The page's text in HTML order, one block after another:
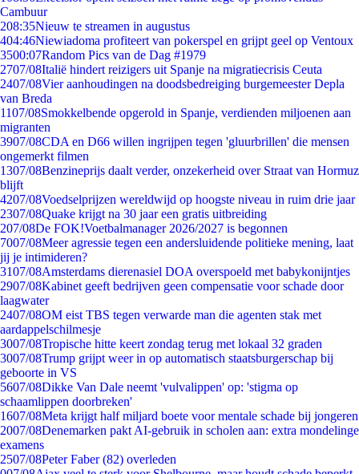
Cambuur
208:35Nieuw te streamen in augustus
404:46Niewiadoma profiteert van pokerspel en grijpt geel op Ventoux
3500:07Random Pics van de Dag #1979
2707/08Italië hindert reizigers uit Spanje na migratiecrisis Ceuta
2407/08Vier aanhoudingen na doodsbedreiging burgemeester Depla
van Breda
1107/08Smokkelbende opgerold in Spanje, verdienden miljoenen aan
migranten
3907/08CDA en D66 willen ingrijpen tegen 'gluurbrillen' die mensen
ongemerkt filmen
1307/08Benzineprijs daalt verder, onzekerheid over Straat van Hormuz
blijft
4207/08Voedselprijzen wereldwijd op hoogste niveau in ruim drie jaar
2307/08Quake krijgt na 30 jaar een gratis uitbreiding
207/08De FOK!Voetbalmanager 2026/2027 is begonnen
7007/08Meer agressie tegen een andersluidende politieke mening, laat
jij je intimideren?
3107/08Amsterdams dierenasiel DOA overspoeld met babykonijntjes
2907/08Kabinet geeft bedrijven geen compensatie voor schade door
laagwater
2407/08OM eist TBS tegen verwarde man die agenten stak met
aardappelschilmesje
3007/08Tropische hitte keert zondag terug met lokaal 32 graden
3007/08Trump grijpt weer in op automatisch staatsburgerschap bij
geboorte in VS
5607/08Dikke Van Dale neemt 'vulvalippen' op: 'stigma op
schaamlippen doorbreken'
1607/08Meta krijgt half miljard boete voor mentale schade bij jongeren
2007/08Denemarken pakt AI-gebruik in scholen aan: extra mondelinge
examens
2507/08Peter Faber (82) overleden